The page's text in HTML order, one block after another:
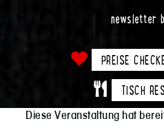
newsletter
PREISE
TISCH
Diese Veranstaltung hat